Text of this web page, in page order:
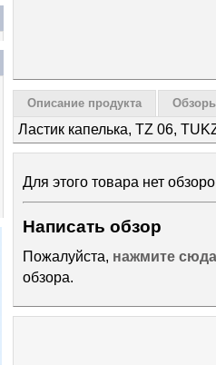
Описание продукта
Ластик капелька, TZ 06,
Для этого товара нет
Написать обзор
Пожалуйста, нажмите сюда
обзора.